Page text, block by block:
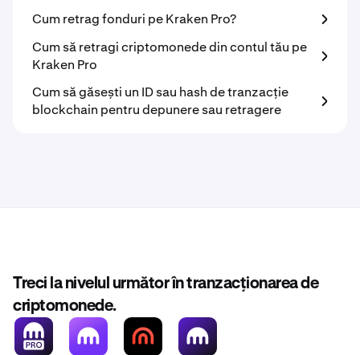
Cum retrag fonduri pe Kraken Pro?
Cum să retragi criptomonede din contul tău pe
Kraken Pro
Cum să găsești un ID sau hash de tranzacție
blockchain pentru depunere sau retragere
Treci la nivelul următor în tranzacționarea de
criptomonede.